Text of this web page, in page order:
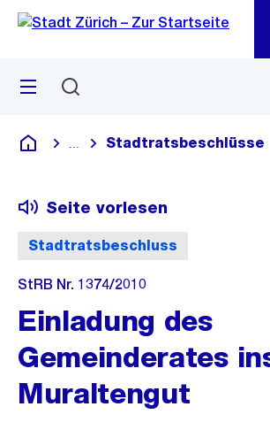
Navigation
Sprunglink
Menü
Deutsch
Blende alle Breadcrumbs ein
Stadtratsbeschlüsse
Stadtratsbeschluss
Seite vorlesen
StRB Nr. 1374/2010
Einladung des
Gemeinderates
Muraltengut